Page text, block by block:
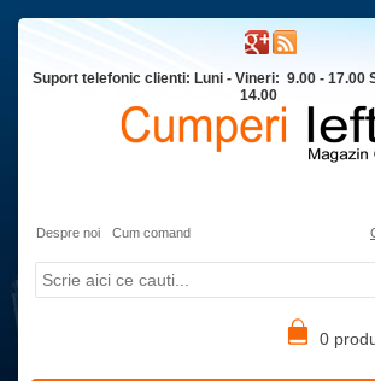
Suport telefonic clienti: Luni - Vineri: 9.00 - 17.00
14.00
Despre noi Cum comand
0